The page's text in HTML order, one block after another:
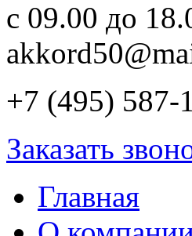
c 09.00 до
+7 (495) 587-
Заказать
Главная